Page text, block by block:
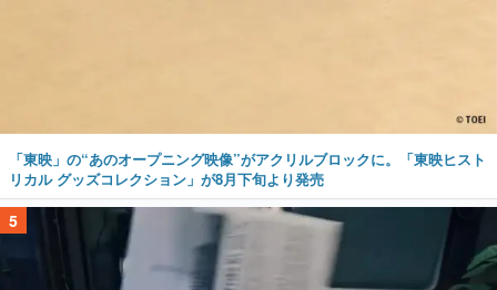
「東映」の“あのオープニング映像”がアクリルブロックに。「東映ヒスト
リカル グッズコレクション」が8月下旬より発売
5